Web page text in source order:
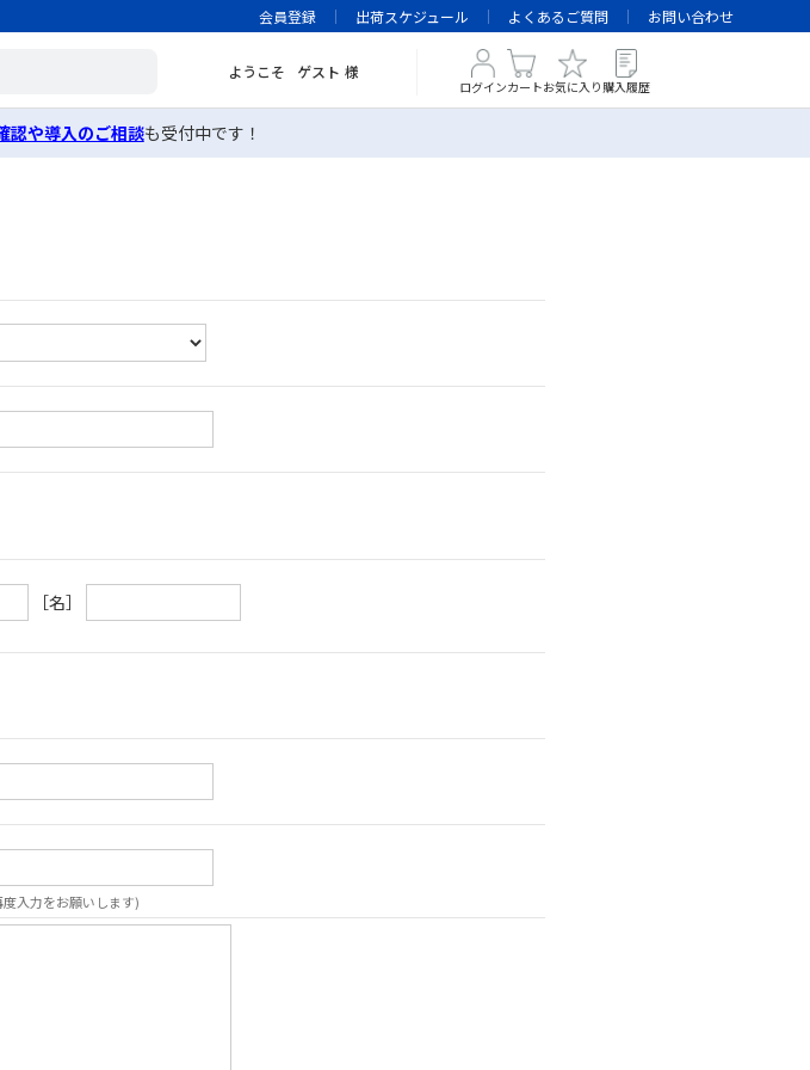
会員登録 出荷スケジュール よくあるご質問 お問い合わせ
ようこそ ゲスト 様
ログインカートお気に入り 購入履歴
認や導入のご相談も受付中です！
［名］
度入力をお願いします)